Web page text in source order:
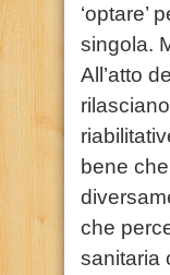
‘optare’
singola.
All’atto
bene
che
sanitaria